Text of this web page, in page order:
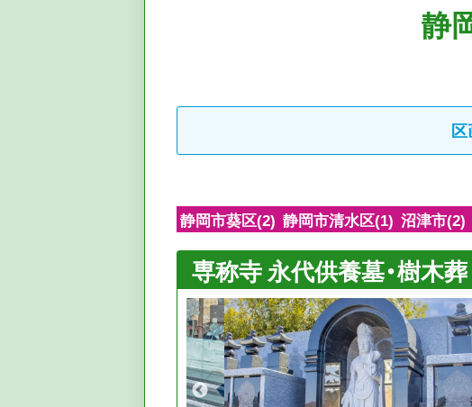
静
区
静岡市葵区(2) 静岡市清水区(1) 沼津市(2)
専称寺 永代供養墓・樹木葬